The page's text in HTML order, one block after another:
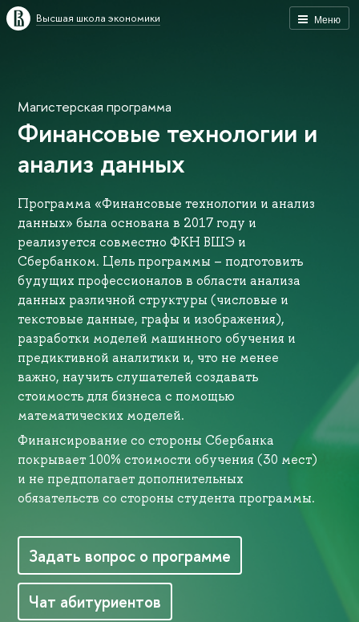
Меню
Высшая школа экономики
Магистерская программа
Финансовые технологии и
анализ данных
Программа «Финансовые технологии и анализ
данных» была основана в 2017 году и
реализуется совместно ФКН ВШЭ и
Сбербанком. Цель программы – подготовить
будущих профессионалов в области анализа
данных различной структуры (числовые и
текстовые данные, графы и изображения),
разработки моделей машинного обучения и
предиктивной аналитики и, что не менее
важно, научить слушателей создавать
стоимость для бизнеса с помощью
математических моделей.
Финансирование со стороны Сбербанка
покрывает 100% стоимости обучения (30 мест)
и не предполагает дополнительных
обязательств со стороны студента программы.
Задать вопрос о программе
Чат абитуриентов